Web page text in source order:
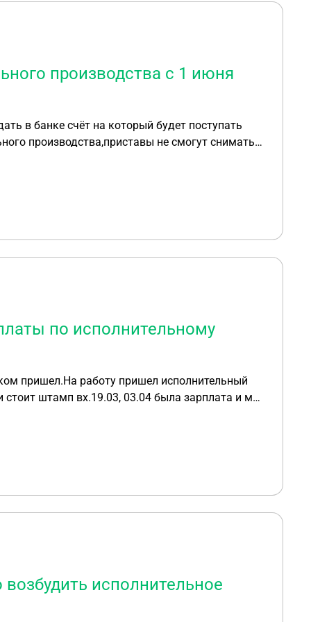
производства с 1 июня
в банке счёт на который будет поступать
это его единственный источник дохода.
по исполнительному
пришел.На работу пришел исполнительный
штамп вх.19.03, 03.04 была зарплата и мне
списала у меня все деньги, не 50% а задним
03.04 она должна была списать с
меня без 50%.
исполнительное